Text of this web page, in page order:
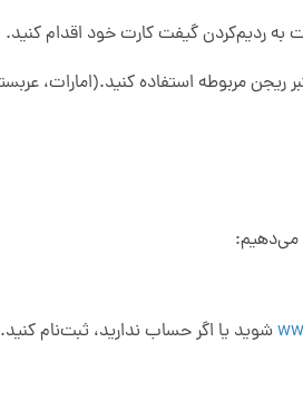
به ردیم‌کردن گیفت کارت خود اقدام کنید.
می‌دهیم:
شوید یا اگر حساب ندارید، ثبت‌نام کنید.